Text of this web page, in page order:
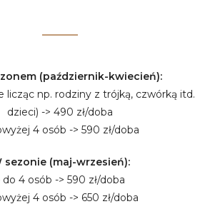
(październik-kwiecień):
licząc np. rodziny z trójką, czwórką itd.
dzieci) -> 490 zł/doba
4 osób -> 590 zł/doba
sezonie (maj-wrzesień):
do 4 osób -> 590 zł/doba
4 osób -> 650 zł/doba